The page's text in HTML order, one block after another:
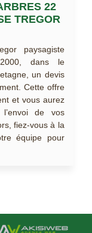
22
TREGOR
paysagiste
dans le
un devis
Cette offre
et vous aurez
de vos
fiez-vous à la
équipe pour